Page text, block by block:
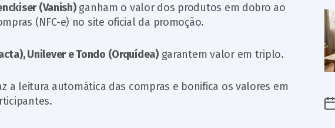
(Vanish)ganham o valor dos produtos em dobro ao
(NFC-e) no site oficial da promoção.
Unilever e Tondo (Orquídea)garantem valor em triplo.
a leitura automática das compras e bonifica os valores em